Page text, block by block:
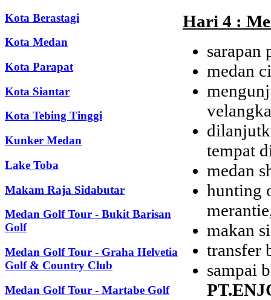
Kota Berastagi
Kota Medan
Kota Parapat
Kota Siantar
Kota Tebing Tinggi
Kunker Medan
Lake Toba
Makam Raja Sidabutar
Medan Golf Tour - Bukit Barisan
Golf
Medan Golf Tour - Graha Helvetia
Golf & Country Club
Medan Golf Tour - Martabe Golf
Hari 4 :
sarapan
medan
tempat
medan
hunting
makan
transfer
sampai